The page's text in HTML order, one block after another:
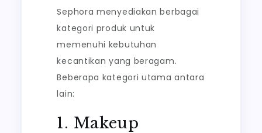
Sephora menyediakan berbagai
kategori produk untuk
memenuhi kebutuhan
kecantikan yang beragam.
Beberapa kategori utama antara
lain:
1. Makeup